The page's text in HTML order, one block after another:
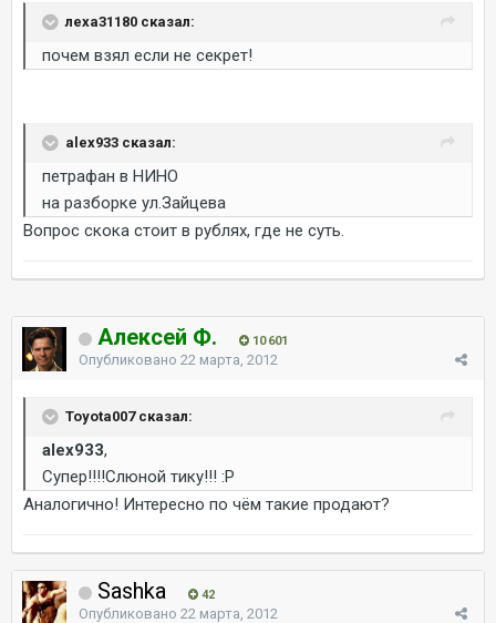
леха31180 сказал:
почем взял если не секрет!
alex933 сказал:
петрафан в НИНО
на разборке ул.Зайцева
Вопрос скока стоит в рублях, где не суть.
Алексей Ф. 10 601
Опубликовано 22 марта, 2012
Toyota007 сказал:
alex933,
Супер!!!!Слюной тику!!! :P
Аналогично! Интересно по чём такие продают?
Sashka 42
Опубликовано 22 марта, 2012